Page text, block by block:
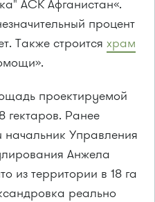
АСК Афганистан«.
процент
Также строится храм
проектируемой
гектаров. Ранее
Управления
Анжела
из территории в 18 га
реально